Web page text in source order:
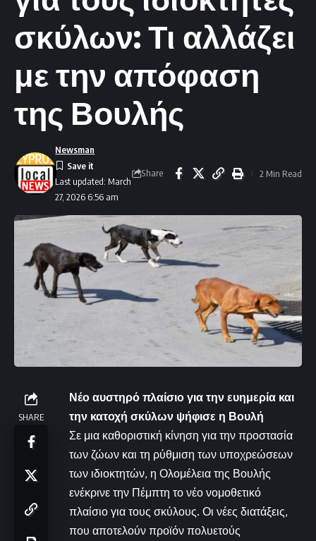
σκύλων: Τι αλλάζει
με την απόφαση
της Βουλής
Last updated: March
27, 2026 6:56 am
Newsman
Share 2 Min Read
SHARE
Νέο αυστηρό πλαίσιο για την ευημερία και
την κατοχή σκύλων ψήφισε η Βουλή
Σε μια καθοριστική κίνηση για την προστασία
των ζώων και τη ρύθμιση των υποχρεώσεων
των ιδιοκτητών, η Ολομέλεια της Βουλής
ενέκρινε την Πέμπτη το νέο νομοθετικό
πλαίσιο για τους σκύλους. Οι νέες διατάξεις,
που αποτελούν προϊόν πολυετούς